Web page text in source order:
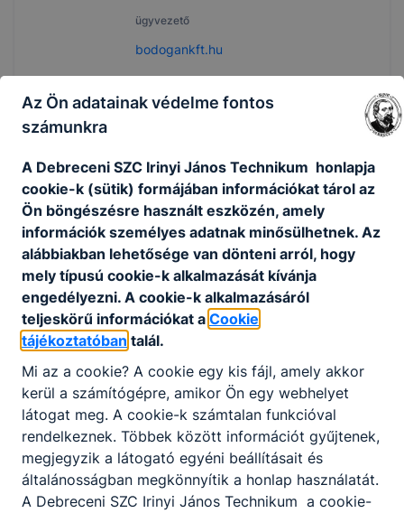
ügyvezető
bodogankft.hu
9tanuló
Böszörményi Cipó Pékség KFT.
4220 Hajdúböszörmény, Bánság tér 3.
Füredi Rita
Kereskedelmi ügyintéző
nincs
9tanuló
Csokonai Étterem
4024 Debrecen, Kossuth u. 21.
Ácsné Farkas Gyöngyvér
Az Ön adatainak védelme fontos
számunkra
A Debreceni SZC Irinyi János Technikum honlapja
cookie-k (sütik) formájában információkat tárol az
Ön böngészésre használt eszközén, amely
információk személyes adatnak minősülhetnek. Az
alábbiakban lehetősége van dönteni arról, hogy
mely típusú cookie-k alkalmazását kívánja
engedélyezni. A cookie-k alkalmazásáról
teljeskörű információkat a Cookie
tájékoztatóban talál.
Mi az a cookie? A cookie egy kis fájl, amely akkor
kerül a számítógépre, amikor Ön egy webhelyet
látogat meg. A cookie-k számtalan funkcióval
rendelkeznek. Többek között információt gyűjtenek,
megjegyzik a látogató egyéni beállításait és
általánosságban megkönnyítik a honlap használatát.
A Debreceni SZC Irinyi János Technikum a cookie-